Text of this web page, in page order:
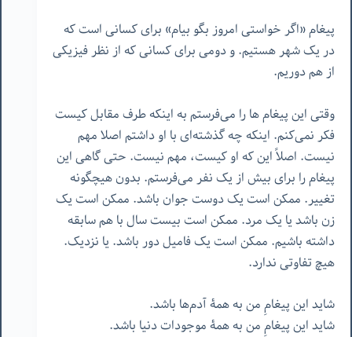
پیغام «اگر خواستی امروز بگو بیام» برای کسانی است که
در یک شهر هستیم. و دومی برای کسانی که از نظر فیزیکی
از هم دوریم.
وقتی این پیغام ها را می‌فرستم به اینکه طرف مقابل کیست
فکر نمی‌کنم. اینکه چه گذشته‌ای با او داشتم اصلا مهم
نیست. اصلاً این که او کیست، مهم نیست. حتی گاهی این
پیغام را برای بیش از یک نفر می‌فرستم. بدون هیچگونه
تغییر. ممکن است یک دوست جوان باشد. ممکن است یک
زن باشد یا یک مرد. ممکن است بیست سال با هم سابقه
داشته باشیم. ممکن است یک فامیل دور باشد. یا نزدیک.
هیچ تفاوتی ندارد.
شاید این پیغامِ من به همۀ آدم‌ها باشد.
شاید این پیغامِ من به همۀ موجودات دنیا باشد.